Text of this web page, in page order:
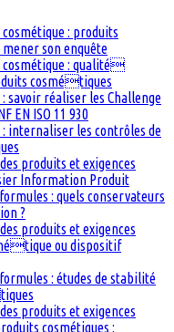
: produits
son enquête
cosmétique : qualité
cosmétiques
savoir réaliser les Challenge
EN ISO 11 930
internaliser les contrôles de
produits et exigences
Information Produit
: quels conservateurs
?
produits et exigences
ou dispositif
: études de stabilité
produits et exigences
cosmétiques :